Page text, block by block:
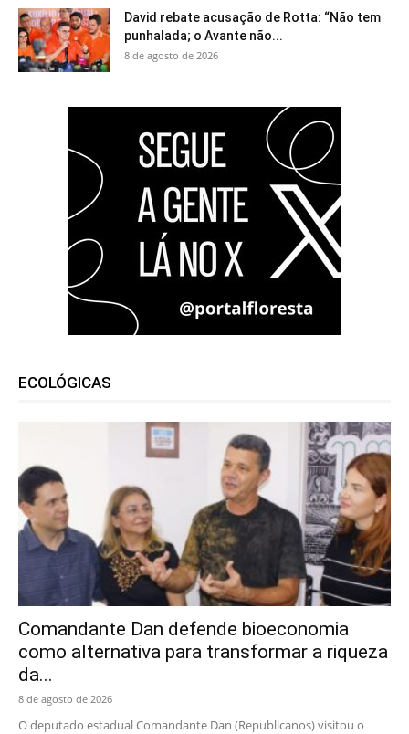
David rebate acusação de Rotta: “Não tem
punhalada; o Avante não...
8 de agosto de 2026
ECOLÓGICAS
Comandante Dan defende bioeconomia
como alternativa para transformar a riqueza
da...
8 de agosto de 2026
O deputado estadual Comandante Dan (Republicanos) visitou o